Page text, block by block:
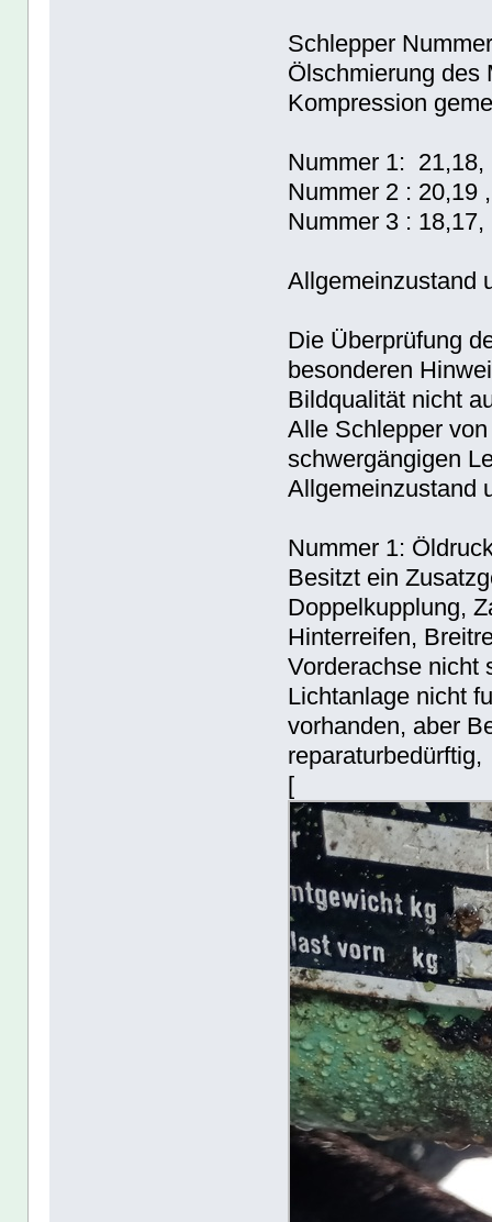
Schlepper
Ölschmierung des
Kompression
Nummer 1: 21,18,
Nummer 2 : 20,19
Nummer 3 : 18,17,
Allgemeinzustand
Die Überprüfung
besonderen
Bildqualität nicht
Alle Schlepper
schwergängigen
Allgemeinzustand
Nummer 1:
Besitzt ein
Doppelkupplung,
Hinterreifen,
Vorderachse nicht
Lichtanlage nicht
vorhanden, aber
reparaturbedürftig,
[